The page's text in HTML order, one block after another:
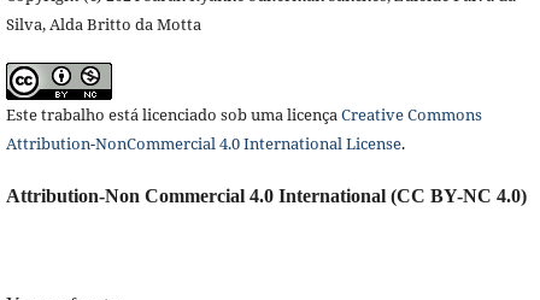
Silva, Alda Britto da Motta
Este trabalho está licenciado sob uma licençaCreative Commons
Attribution-NonCommercial 4.0 International License.
Attribution-Non Commercial 4.0 International (CC BY-NC 4.0)